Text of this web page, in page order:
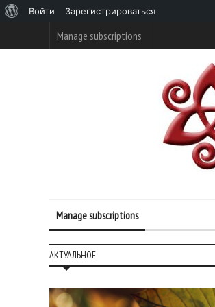
Manage subscriptions
Manage subscriptions
АКТУАЛЬНОЕ
WordPress
Войти Зарегистрироваться